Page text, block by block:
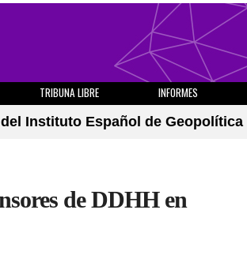
TRIBUNA LIBRE INFORMES
Instituto Español de Geopolítica
de DDHH en